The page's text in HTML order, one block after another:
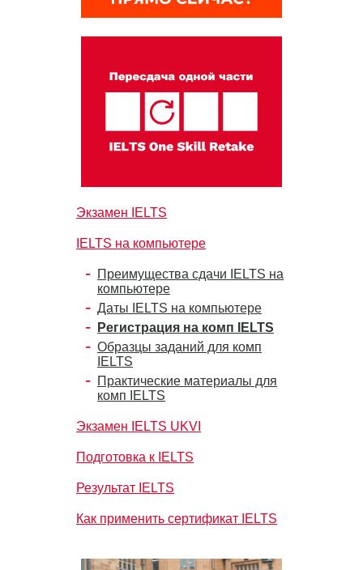
Экзамен IELTS
IELTS на компьютере
Преимущества сдачи IELTS на
компьютере
Даты IELTS на компьютере
Регистрация на комп IELTS
Образцы заданий для комп
IELTS
Практические материалы для
комп IELTS
Экзамен IELTS UKVI
Подготовка к IELTS
Результат IELTS
Как применить сертификат IELTS